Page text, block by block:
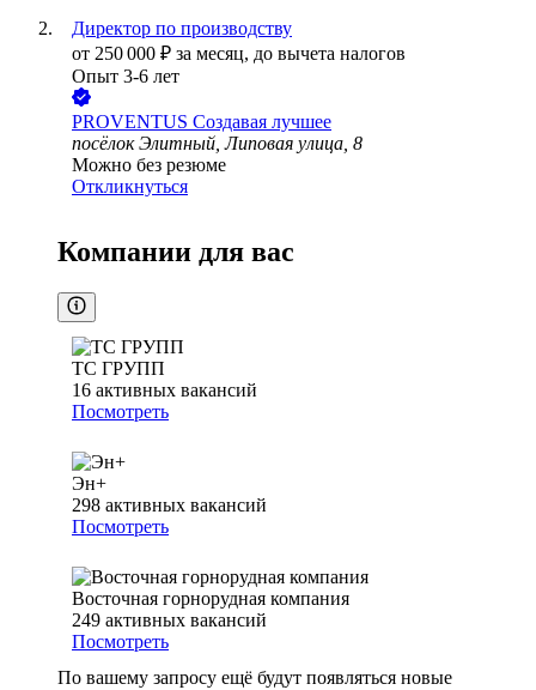
Директор по производству
от 250 000 ₽ за месяц, до вычета налогов
Опыт 3-6 лет
PROVENTUS Создавая лучшее
посёлок Элитный, Липовая улица, 8
Можно без резюме
Откликнуться
Компании для вас
ТС ГРУПП
16 активных вакансий
Посмотреть
Эн+
298 активных вакансий
Посмотреть
Восточная горнорудная компания
249 активных вакансий
Посмотреть
По вашему запросу ещё будут появляться новые